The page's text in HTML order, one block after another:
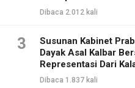
Dibaca 2.012 kali
3
Susunan Kabinet
Dayak Asal Kalbar
Representasi Dari
Dibaca 1.837 kali